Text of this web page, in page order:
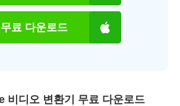
무료 다운로드
비디오 변환기 무료 다운로드